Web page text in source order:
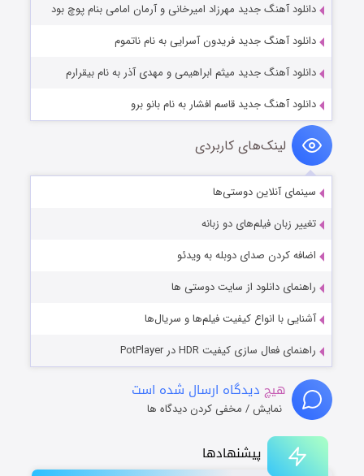
پیشنهادها
دانلود آهنگ جدید مهرزاد امیرخانی و آرمان امامی بنام پوچ بود
دانلود آهنگ جدید فریدون آسرایی به نام ناتموم
دانلود آهنگ جدید میثم ابراهیمی و مهدی آذر به نام بیقرارم
دانلود آهنگ جدید قاسم افشار به نام بانو برو
لینک‌های کاربردی
سینمای آنلاین دوستی‌ها
تغییر زبان فیلم‌های دو زبانه
اضافه کردن صدای دوبله به ویدئو
راهنمای دانلود از سایت دوستی ها
آشنایی با انواع کیفیت فیلم‌ها و سریال‌ها
راهنمای فعال سازی کیفیت HDR در PotPlayer
هیچ دیدگاه ارسال شده است
نمایش / مخفی کردن دیدگاه ها